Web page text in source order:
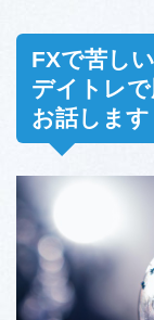
FXで苦し
デイトレ
お話します